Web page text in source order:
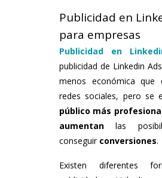
Publicidad en
para empresas
Publicidad en
publicidad de Linkedin
menos económica que
redes sociales, pero se
público más
aumentan las
conseguir conversiones.
Existen diferentes